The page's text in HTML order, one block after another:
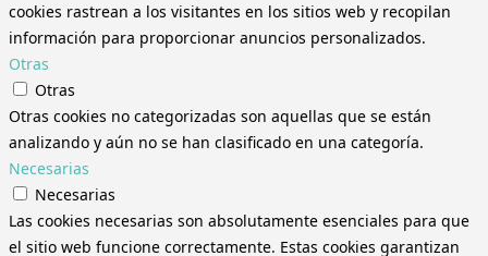
cookies rastrean a los visitantes en los sitios web y recopilan
información para proporcionar anuncios personalizados.
Otras
Otras
Otras cookies no categorizadas son aquellas que se están
analizando y aún no se han clasificado en una categoría.
Necesarias
Necesarias
Las cookies necesarias son absolutamente esenciales para que
el sitio web funcione correctamente. Estas cookies garantizan